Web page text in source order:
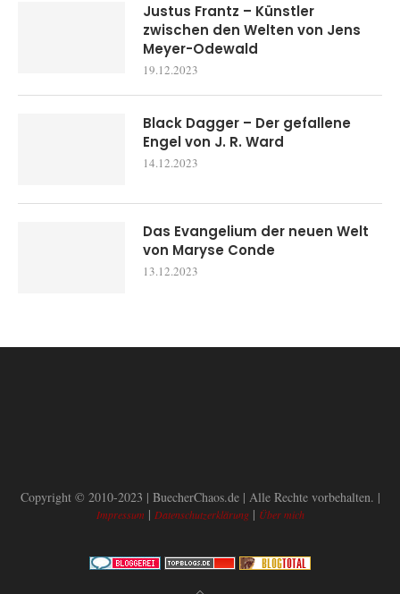
Justus Frantz – Künstler
zwischen den Welten von Jens
Meyer-Odewald
19.12.2023
Black Dagger – Der gefallene
Engel von J. R. Ward
14.12.2023
Das Evangelium der neuen Welt
von Maryse Conde
13.12.2023
Copyright © 2010-2023 | BuecherChaos.de | Alle Rechte vorbehalten. |
Impressum | Datenschutzerklärung| Über mich